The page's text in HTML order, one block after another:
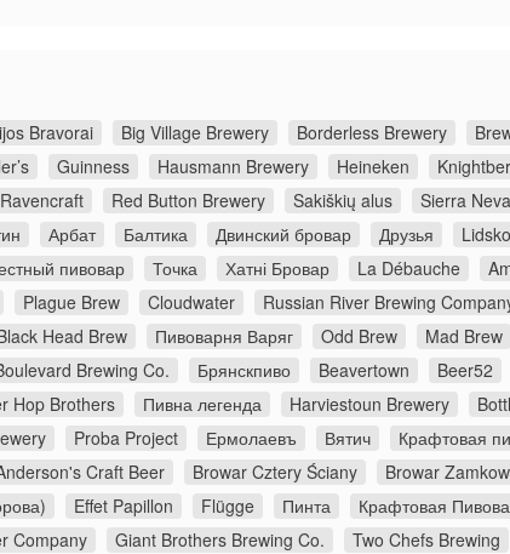
Bravorai Big Village Brewery Borderless Brewery
Guinness Hausmann Brewery Heineken
Ravencraft Red Button Brewery Sakiškių alus Sierra
Арбат Балтика Двинский бровар Друзья
пивовар Точка Хатні Бровар La Débauche
Plague Brew Cloudwater Russian River Brewing
Head Brew Пивоварня Варяг Odd Brew Mad Brew
Brewing Co. Брянскпиво Beavertown Beer52
Hop Brothers Пивна легенда Harviestoun Brewery
Proba Project Ермолаевъ Вятич
Крафтовая
Craft Beer Browar Cztery Ściany Browar
Effet Papillon Flügge Пинта Крафтовая
Company Giant Brothers Brewing Co. Two Chefs Brewing